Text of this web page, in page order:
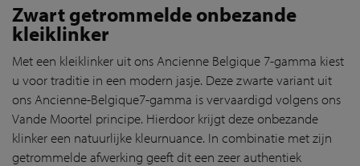
Zwart getrommelde onbezande
kleiklinker
Met een kleiklinker uit ons Ancienne Belgique 7-gamma kiest
u voor traditie in een modern jasje. Deze zwarte variant uit
ons Ancienne-Belgique7-gamma is vervaardigd volgens ons
Vande Moortel principe. Hierdoor krijgt deze onbezande
klinker een natuurlijke kleurnuance. In combinatie met zijn
getrommelde afwerking geeft dit een zeer authentiek